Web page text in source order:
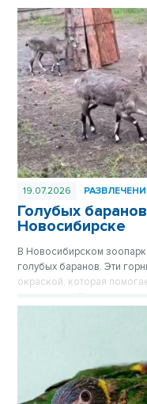
19.07.2026
Голубых
Новосибирске
В Новосибирском
голубых баранов. Эти
окраской, которая